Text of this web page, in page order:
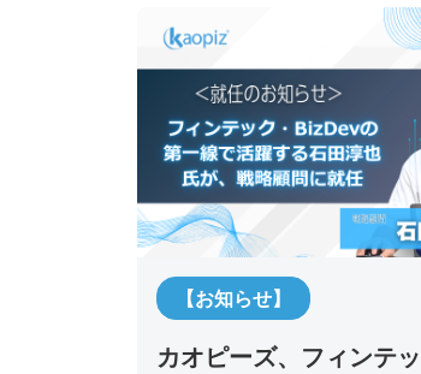
【お知らせ】
カオピーズ、フィンテッ